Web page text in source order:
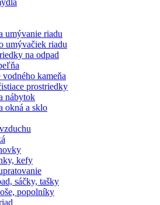
umývanie riadu
umývačiek riadu
na odpad
vodného kameňa
prostriedky
nábytok
okná a sklo
kefy
sáčky, tašky
popolníky